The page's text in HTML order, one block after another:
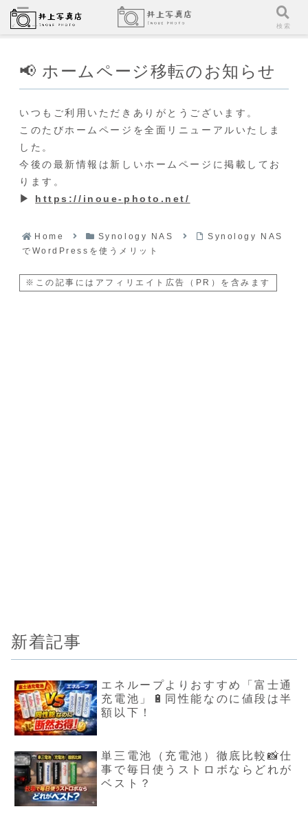
📢 ホームページ移転のお知らせ
いつもご利用いただきありがとうございます。
このたびホームページを全面リニューアルいたしま
した。
今後の最新情報は新しいホームページに掲載してお
ります。
▶ https://inoue-photo.net/
Home Synology NAS
Synology NAS
でWordPressを使うメリット
※この記事にはアフィリエイト広告（PR）を含みます
新着記事
エネループよりおすすめ「富士通
充電池」🔋同性能なのに値段は半
額以下！
単三電池（充電池）徹底比較📸仕
事で毎日使うストロボならどれが
ベスト？
メニュー 検索